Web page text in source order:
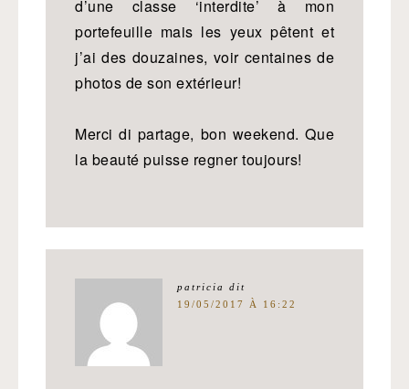
d’une classe ‘interdite’ à mon
portefeuille mais les yeux pêtent et
j’ai des douzaines, voir centaines de
photos de son extérieur!
Merci di partage, bon weekend. Que
la beauté puisse regner toujours!
patricia
dit
19/05/2017 À 16:22